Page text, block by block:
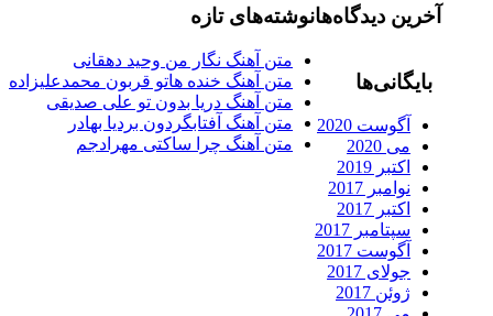
نوشته‌های تازه
متن آهنگ نگار من وحید دهقانی
متن آهنگ خنده هاتو قربون محمدعلیزاده
متن آهنگ دریا بدون تو علی صدیقی
متن آهنگ آفتابگردون بردیا بهادر
متن آهنگ چرا ساکتی مهرادجم
دیدگاه‌ها
آگوست 2020
سپتامبر 2017
آگوست 2017